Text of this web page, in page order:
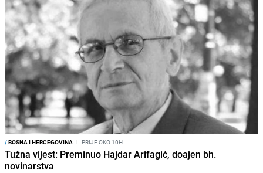
/BOSNA I HERCEGOVINA I PRIJE OKO 10H
Tužna vijest: Preminuo Hajdar Arifagić, doajen bh.
novinarstva